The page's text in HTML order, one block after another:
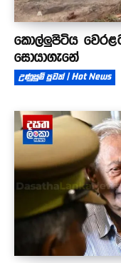
කොල්ලුපිටිය
සොයාගැනේ
උණුසුම් පුවත් | Hot News